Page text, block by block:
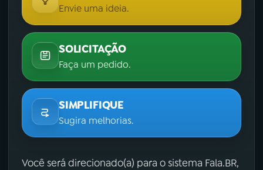
Envie uma ideia.
SOLICITAÇÃO
Faça um pedido.
SIMPLIFIQUE
Sugira melhorias.
Você será direcionado(a) para o sistema Fala.BR,